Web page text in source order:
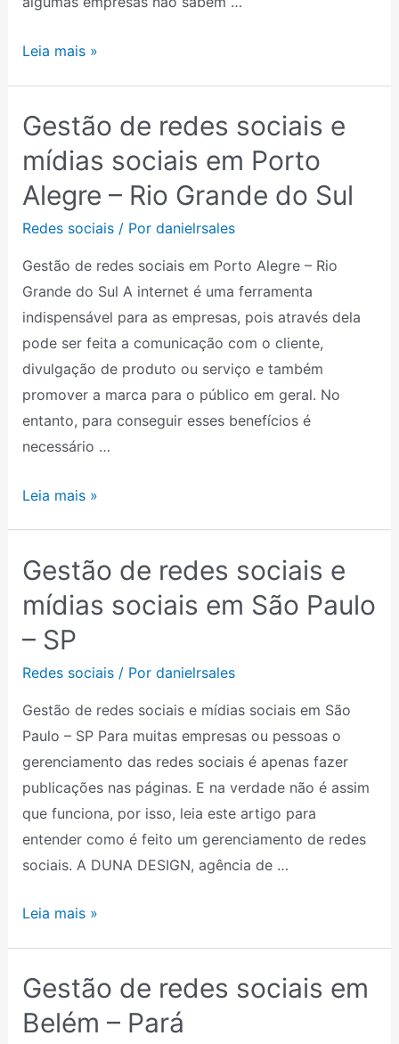
Leia mais »
Gestão de redes sociais e
mídias sociais em Porto
Alegre – Rio Grande do Sul
Redes sociais/ Por danielrsales
Gestão de redes sociais em Porto Alegre – Rio
Grande do Sul A internet é uma ferramenta
indispensável para as empresas, pois através dela
pode ser feita a comunicação com o cliente,
divulgação de produto ou serviço e também
promover a marca para o público em geral. No
entanto, para conseguir esses benefícios é
necessário …
Gestão
redes
sociais
e
sociais
em
Porto
Alegre
–
Rio
Grande
do
Leia mais »
Gestão de redes sociais e
mídias sociais em São Paulo
– SP
Redes sociais/ Por danielrsales
Gestão de redes sociais e mídias sociais em São
Paulo – SP Para muitas empresas ou pessoas o
gerenciamento das redes sociais é apenas fazer
publicações nas páginas. E na verdade não é assim
que funciona, por isso, leia este artigo para
entender como é feito um gerenciamento de redes
sociais. A DUNA DESIGN, agência de …
Gestão
redes
sociais
e
sociais
em
São
Paulo
–
SP
Leia mais »
Gestão de redes sociais em
Belém – Pará
Gestão
redes